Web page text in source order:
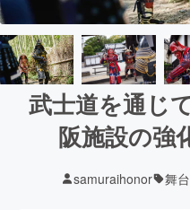
武士道を通じ
阪施設の強
samuraihonor 舞